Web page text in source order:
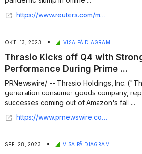
https://www.reuters.com/markets/deals/amazon-aggregator-thrasio-prepares-bankruptcy-wsj-2023-11-17/
OKT. 13, 2023 • VISA PÅ DIAGRAM
Thrasio Kicks off Q4 with
Performance During Prime ...
PRNewswire/ -- Thrasio Holdings, Inc.
generation consumer goods company,
successes coming out of Amazon's fall ...
https://www.prnewswire.com/news-releases/thrasio-kicks-off-q4-with-strong-brand-performance-during-prime-big-deal-days-301955154.html
SEP. 28, 2023 • VISA PÅ DIAGRAM